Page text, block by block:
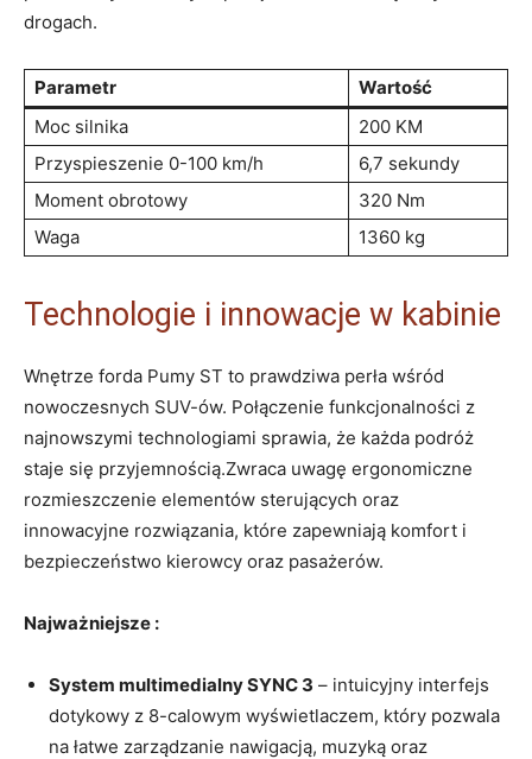
drogach.
Parametr
Wartość
Moc silnika
200 KM
Przyspieszenie 0-100 km/h
6,7 sekundy
Moment obrotowy
320 Nm
Waga
1360 kg
Technologie i innowacje w kabinie
Wnętrze forda Pumy ST to prawdziwa perła wśród
nowoczesnych SUV-ów. Połączenie funkcjonalności z
najnowszymi technologiami sprawia, że każda podróż
staje się przyjemnością.Zwraca uwagę ergonomiczne
rozmieszczenie elementów sterujących oraz
innowacyjne rozwiązania, które zapewniają komfort i
bezpieczeństwo kierowcy oraz pasażerów.
Najważniejsze :
System multimedialny SYNC 3 – intuicyjny interfejs
dotykowy z 8-calowym wyświetlaczem, który pozwala
na łatwe zarządzanie nawigacją, muzyką oraz